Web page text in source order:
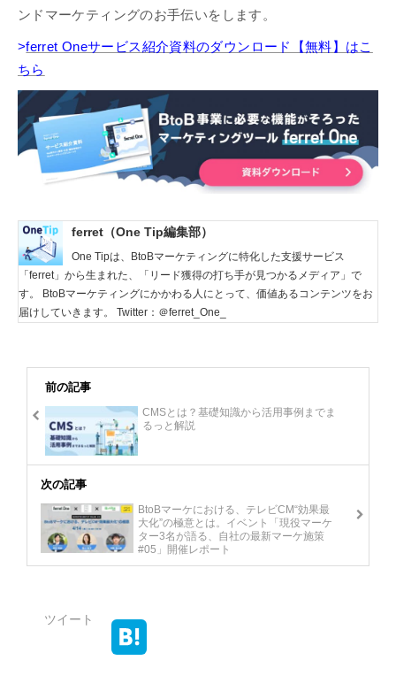
ンドマーケティングのお手伝いをします。
>ferret Oneサービス紹介資料のダウンロード【無料】はこ
ちら
ferret（One Tip編集部）
One Tipは、BtoBマーケティングに特化した支援サービス
「ferret」から生まれた、「リード獲得の打ち手が見つかるメディア」で
す。 BtoBマーケティングにかかわる人にとって、価値あるコンテンツをお
届けしていきます。 Twitter：＠ferret_One_
前の記事
CMSとは？基礎知識から活用事例までま
るっと解説
次の記事
BtoBマーケにおける、テレビCM“効果最
大化”の極意とは。イベント「現役マーケ
ター3名が語る、自社の最新マーケ施策
#05」開催レポート
ツイート